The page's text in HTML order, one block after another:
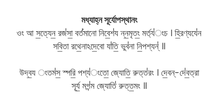
মধ্যাহ্ন সূর্যোপস্থানং
ওং আ স॒ত্যেন॒ রজ॑সা॒ বর্ত॑মানো নিবে॒শ॑য ন্ন॒মৃতং॒ মর্ত্য॑ংচ । হি॒রণ্যযে॑ন
সবি॒তা রথে॒নাঽদে॒বো যা॑তি॒ ভুব॑না নি॒পশ্যন্॑ ॥
উদ্ব॒য ংতম॑স॒ স্পরি॒ পশ্য॑ংতো॒ জ্যোতি॒ রুত্ত॑রং । দে॒বন্-দে॑ব॒ত্রা
সূর্য॒ মগ॑ন্ম জ্যোতি॑ রুত্ত॒মং ॥